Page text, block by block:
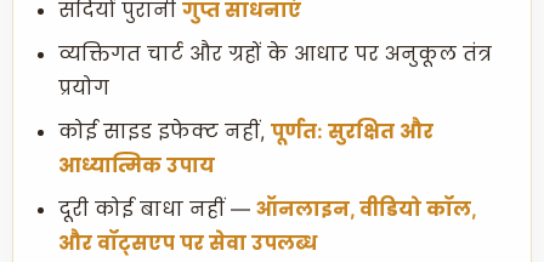
सदियों पुरानी गुप्त साधनाएं
व्यक्तिगत चार्ट और ग्रहों के आधार पर अनुकूल तंत्र
प्रयोग
कोई साइड इफेक्ट नहीं, पूर्णत: सुरक्षित और
आध्यात्मिक उपाय
दूरी कोई बाधा नहीं — ऑनलाइन, वीडियो कॉल,
और वॉट्सएप पर सेवा उपलब्ध